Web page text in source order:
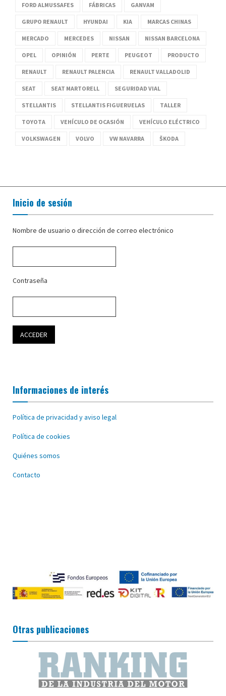
FORD ALMUSSAFES FÁBRICAS GANVAM
GRUPO RENAULT HYUNDAI KIA MARCAS CHINAS
MERCADO MERCEDES NISSAN NISSAN BARCELONA
OPEL OPINIÓN PERTE PEUGEOT PRODUCTO
RENAULT RENAULT PALENCIA RENAULT VALLADOLID
SEAT SEAT MARTORELL SEGURIDAD VIAL
STELLANTIS STELLANTIS FIGUERUELAS TALLER
TOYOTA VEHÍCULO DE OCASIÓN VEHÍCULO ELÉCTRICO
VOLKSWAGEN VOLVO VW NAVARRA ŠKODA
Inicio de sesión
Nombre de usuario o dirección de correo electrónico
Contraseña
Informaciones de interés
Política de privacidad y aviso legal
Política de cookies
Quiénes somos
Contacto
Otras publicaciones